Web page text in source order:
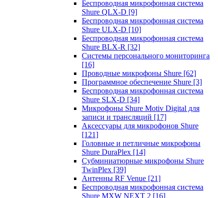
Беспроводная микрофонная система
Shure QLX-D [9]
Беспроводная микрофонная система
Shure ULX-D [10]
Беспроводная микрофонная система
Shure BLX-R [32]
Системы персонального мониторинга
[16]
Проводные микрофоны Shure [62]
Программное обеспечение Shure [3]
Беспроводная микрофонная система
Shure SLX-D [34]
Микрофоны Shure Motiv Digital для
записи и трансляций [17]
Аксессуары для микрофонов Shure
[121]
Головные и петличные микрофоны
Shure DuraPlex [14]
Субминиатюрные микрофоны Shure
TwinPlex [39]
Антенны RF Venue [21]
Беспроводная микрофонная система
Shure MXW NEXT 2 [16]